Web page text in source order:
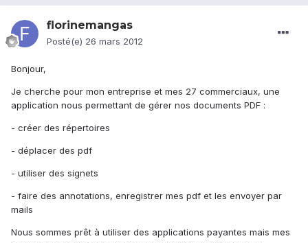
florinemangas
Posté(e) 26 mars 2012
Bonjour,
Je cherche pour mon entreprise et mes 27 commerciaux, une
application nous permettant de gérer nos documents PDF :
- créer des répertoires
- déplacer des pdf
- utiliser des signets
- faire des annotations, enregistrer mes pdf et les envoyer par
mails
Nous sommes prêt à utiliser des applications payantes mais mes